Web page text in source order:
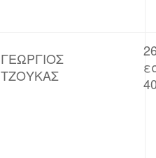
ΓΕΩΡΓΙΟΣ
ΤΖΟΥΚΑΣ